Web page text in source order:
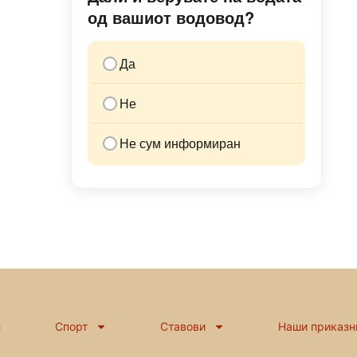
од вашиот водовод?
Да
Не
Не сум информиран
Спорт Ставови Наши